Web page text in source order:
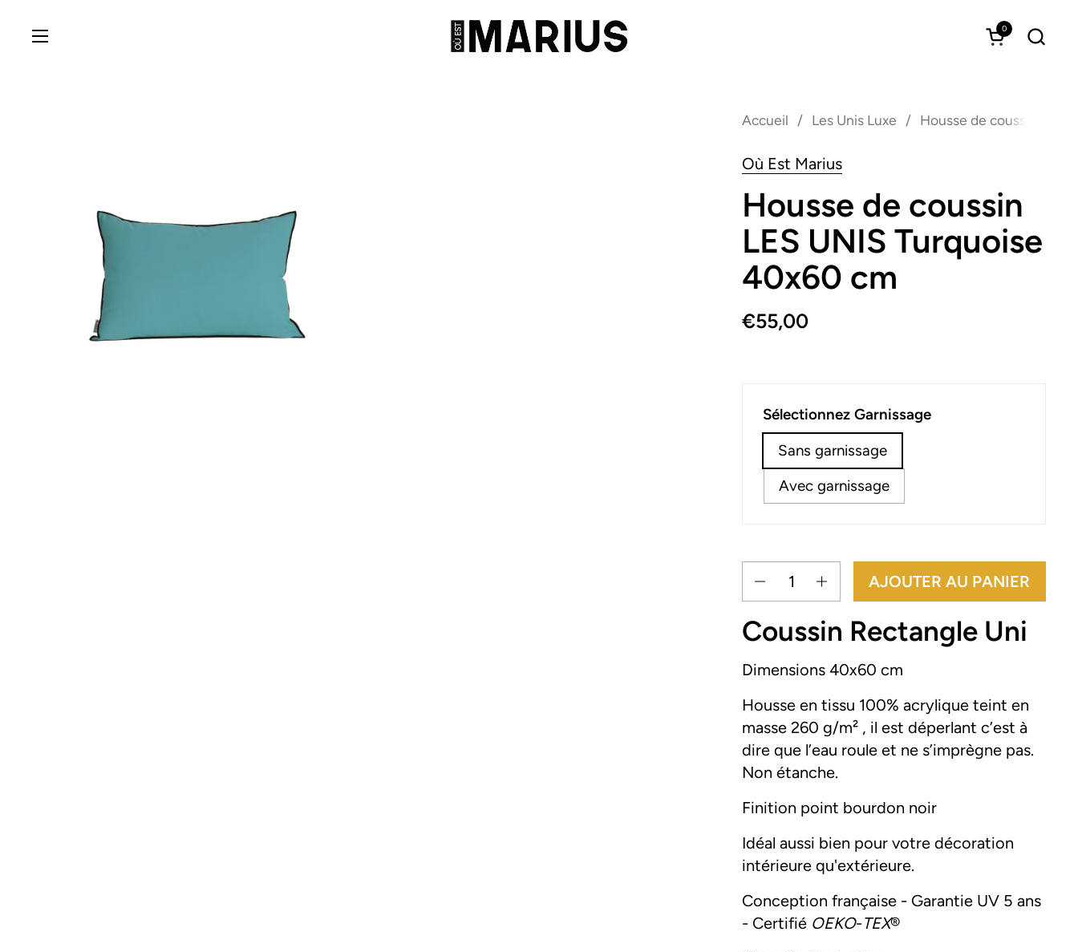
Ouvrir le
0
Ouvrir le menu
Accueil / Les Unis Luxe / Housse de coussin LES
Où Est Marius
Housse de coussin
LES UNIS Turquoise
40x60 cm
€55,00
Sélectionnez Garnissage
Sans garnissage
Avec garnissage
Quantité AJOUTER AU PANIER
Coussin Rectangle Uni
Dimensions 40x60 cm
Housse en tissu 100% acrylique teint en
masse 260 g/m² , il est déperlant c’est à
dire que l’eau roule et ne s’imprègne pas.
Non étanche.
Finition point bourdon noir
Idéal aussi bien pour votre décoration
intérieure qu'extérieure.
Conception française - Garantie UV 5 ans
- Certifié OEKO-TEX®